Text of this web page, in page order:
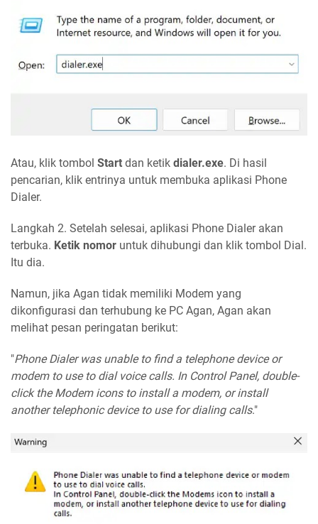
Atau, klik tombol Start dan ketik dialer.exe. Di hasil
pencarian, klik entrinya untuk membuka aplikasi Phone
Dialer.
Langkah 2. Setelah selesai, aplikasi Phone Dialer akan
terbuka. Ketik nomor untuk dihubungi dan klik tombol Dial.
Itu dia.
Namun, jika Agan tidak memiliki Modem yang
dikonfigurasi dan terhubung ke PC Agan, Agan akan
melihat pesan peringatan berikut:
"Phone Dialer was unable to find a telephone device or
modem to use to dial voice calls. In Control Panel, double-
click the Modem icons to install a modem, or install
another telephonic device to use for dialing calls."